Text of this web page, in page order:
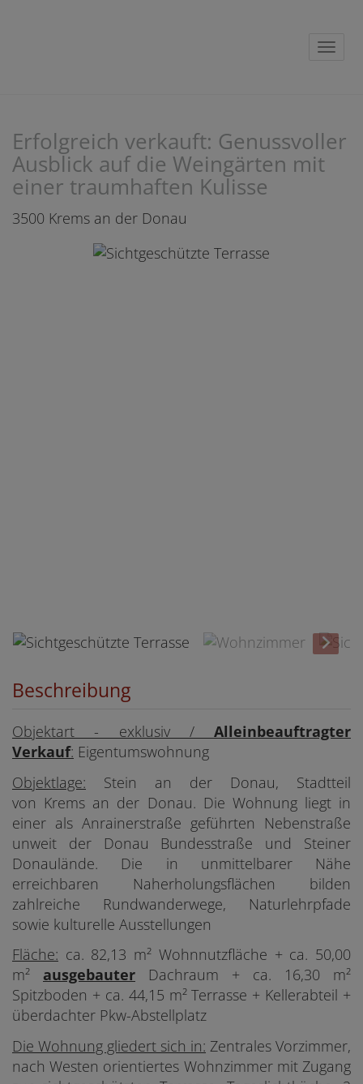
Erfolgreich verkauft: Genussvoller
Ausblick auf die Weingärten mit
einer traumhaften Kulisse
3500 Krems an der Donau
Beschreibung
Objektart - exklusiv / Alleinbeauftragter
Verkauf: Eigentumswohnung
Objektlage:
Stein an der Donau, Stadtteil
von Krems an der Donau. Die Wohnung liegt in
einer als Anrainerstraße geführten Nebenstraße
unweit der Donau Bundesstraße und Steiner
Donaulände. Die in unmittelbarer Nähe
erreichbaren Naherholungsflächen bilden
zahlreiche Rundwanderwege, Naturlehrpfade
sowie kulturelle Ausstellungen
Fläche: ca. 82,13 m² Wohnnutzfläche + ca. 50,00
m² ausgebauter Dachraum + ca. 16,30 m²
Spitzboden + ca. 44,15 m² Terrasse + Kellerabteil +
überdachter Pkw-Abstellplatz
Die Wohnung gliedert sich in: Zentrales Vorzimmer,
nach Westen orientiertes Wohnzimmer mit Zugang